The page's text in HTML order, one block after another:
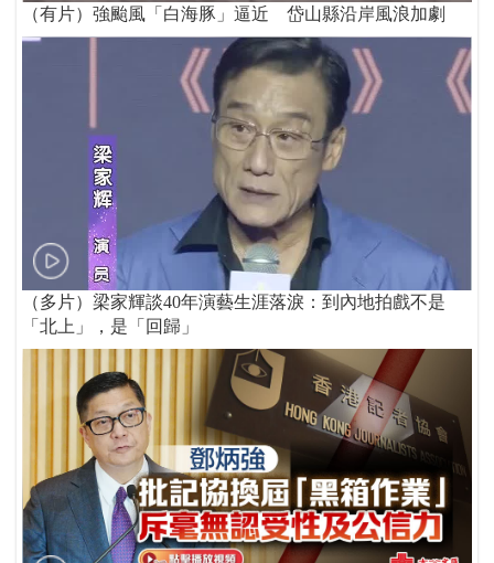
（有片）強颱風「白海豚」逼近 岱山縣沿岸風浪加劇
（多片）梁家輝談40年演藝生涯落淚：到內地拍戲不是
「北上」，是「回歸」